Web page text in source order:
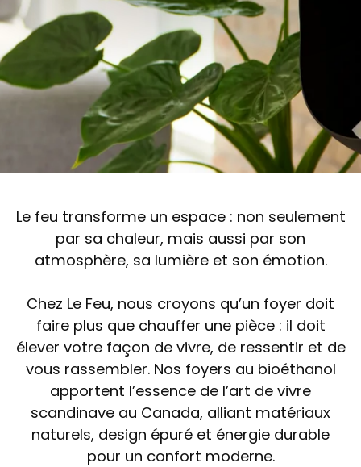
Le feu transforme un espace : non seulement
par sa chaleur, mais aussi par son
atmosphère, sa lumière et son émotion.
Chez Le Feu, nous croyons qu’un foyer doit
faire plus que chauffer une pièce : il doit
élever votre façon de vivre, de ressentir et de
vous rassembler. Nos foyers au bioéthanol
apportent l’essence de l’art de vivre
scandinave au Canada, alliant matériaux
naturels, design épuré et énergie durable
pour un confort moderne.